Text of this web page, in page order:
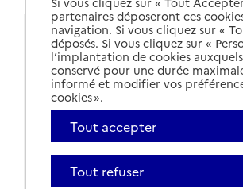
Coordonnées
Adresse
128 rue du Curoir - BP5
02120-Guise
Voir itinéraire
03 23 05 78 70
Contact
partenaires déposeront ces
navigation. Si vous cliquez sur «
déposés. Si vous cliquez sur «
l’implantation de cookies
conservé pour une durée
informé et modifier vos
cookies ».
Tout accepter
Tout refuser